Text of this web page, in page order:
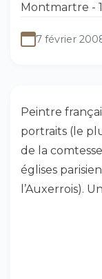
Montmartre -
7 février
Peintre
portraits (le
de la
églises
l’Auxerrois).